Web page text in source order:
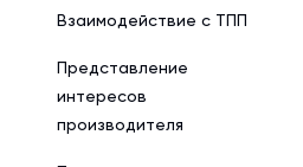
Взаимодействие с ТПП
Представление
интересов
производителя